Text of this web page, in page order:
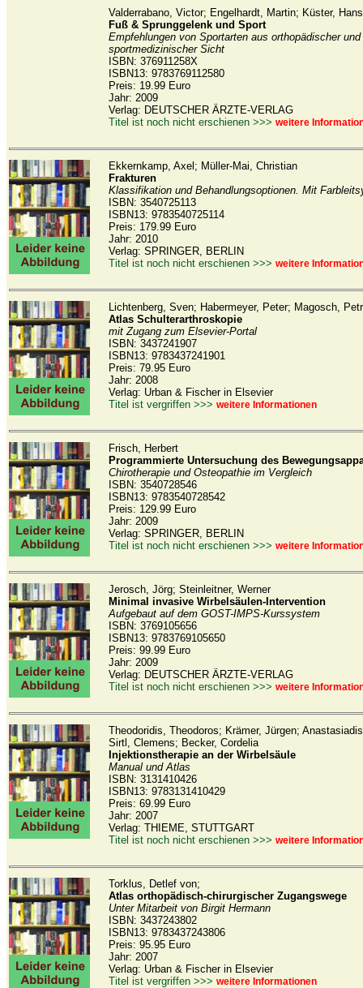
Valderrabano, Victor; Engelhardt, Martin; Küster,
Fuß & Sprunggelenk und Sport
Empfehlungen von Sportarten aus orthopädischer und
sportmedizinischer Sicht
ISBN: 376911258X
ISBN13: 9783769112580
Preis: 19.99 Euro
Jahr: 2009
Verlag: DEUTSCHER ÄRZTE-VERLAG
Titel ist noch nicht erschienen >>> weitere
Ekkernkamp, Axel; Müller-Mai, Christian
Frakturen
Klassifikation und Behandlungsoptionen. Mit
ISBN: 3540725113
ISBN13: 9783540725114
Preis: 179.99 Euro
Jahr: 2010
Verlag: SPRINGER, BERLIN
Titel ist noch nicht erschienen >>> weitere
Lichtenberg, Sven; Habermeyer, Peter; Magosch,
Atlas Schulterarthroskopie
mit Zugang zum Elsevier-Portal
ISBN: 3437241907
ISBN13: 9783437241901
Preis: 79.95 Euro
Jahr: 2008
Verlag: Urban & Fischer in Elsevier
Titel ist vergriffen >>> weitere Informationen
Frisch, Herbert
Programmierte Untersuchung des
Chirotherapie und Osteopathie im Vergleich
ISBN: 3540728546
ISBN13: 9783540728542
Preis: 129.99 Euro
Jahr: 2009
Verlag: SPRINGER, BERLIN
Titel ist noch nicht erschienen >>> weitere
Jerosch, Jörg; Steinleitner, Werner
Minimal invasive Wirbelsäulen-Intervention
Aufgebaut auf dem GOST-IMPS-Kurssystem
ISBN: 3769105656
ISBN13: 9783769105650
Preis: 99.99 Euro
Jahr: 2009
Verlag: DEUTSCHER ÄRZTE-VERLAG
Titel ist noch nicht erschienen >>> weitere
Theodoridis, Theodoros; Krämer, Jürgen;
Sirtl, Clemens; Becker, Cordelia
Injektionstherapie an der Wirbelsäule
Manual und Atlas
ISBN: 3131410426
ISBN13: 9783131410429
Preis: 69.99 Euro
Jahr: 2007
Verlag: THIEME, STUTTGART
Titel ist noch nicht erschienen >>> weitere
Torklus, Detlef von;
Atlas orthopädisch-chirurgischer Zugangswege
Unter Mitarbeit von Birgit Hermann
ISBN: 3437243802
ISBN13: 9783437243806
Preis: 95.95 Euro
Jahr: 2007
Verlag: Urban & Fischer in Elsevier
Titel ist vergriffen >>> weitere Informationen